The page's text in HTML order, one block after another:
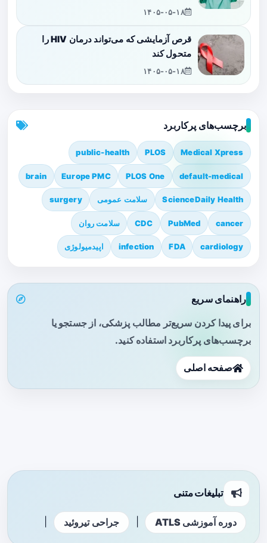
۱۴۰۵-۰۵-۱۸
قرص آزمایشی که می‌تواند درمان HIV را
متحول کند
۱۴۰۵-۰۵-۱۸
برچسب‌های پرکاربرد
Medical Xpress
PLOS
public-health
default-medical
PLOS One
Europe PMC
brain
ScienceDaily Health سلامت عمومی surgery
cancer
PubMed
CDC سلامت روان
cardiology
FDA
infection اپیدمیولوژی
راهنمای سریع
برای پیدا کردن سریع‌تر مطالب پزشکی، از جستجو یا
برچسب‌های پرکاربرد استفاده کنید.
صفحه اصلی
تبلیغات متنی
دوره آموزشی ATLS جراحی تیروئید